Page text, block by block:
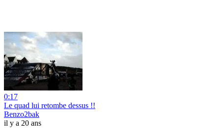
0:17
Le quad lui retombe dessus !!
Benzo2bak
il y a 20 ans